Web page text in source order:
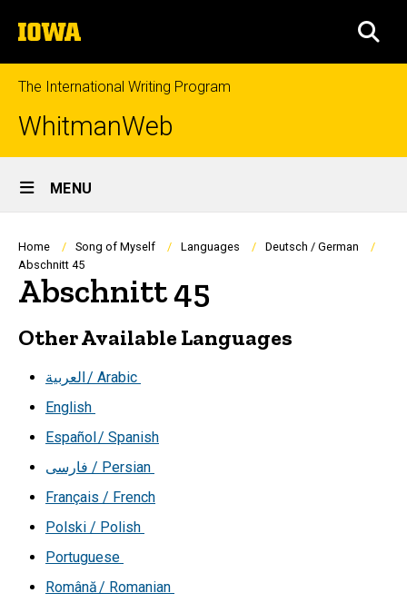
to
content
The
University
of
Iowa
The International Writing Program
WhitmanWeb
Site
Main
Navigation
MENU
Breadcrumb
Home Song of Myself Languages
Deutsch / German
Abschnitt 45
Abschnitt 45
Other Available Languages
العربية / Arabic
English
Español / Spanish
فارسی / Persian
Français / French
Polski / Polish
Portuguese
Română / Romanian